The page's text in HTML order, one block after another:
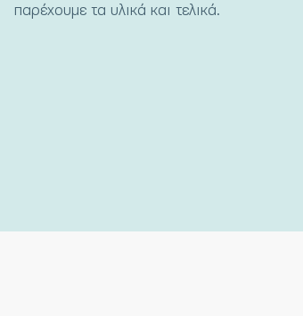
παρέχουμε τα υλικά και τελικά.